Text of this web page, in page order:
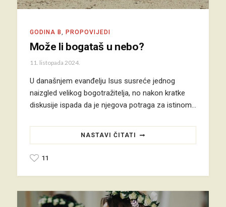
GODINA B PROPOVIJEDI
Može li bogataš u nebo?
11. listopada 2024.
U današnjem evanđelju Isus susreće jednog
naizgled velikog bogotražitelja, no nakon kratke
diskusije ispada da je njegova potraga za istinom…
NASTAVI ČITATI
11